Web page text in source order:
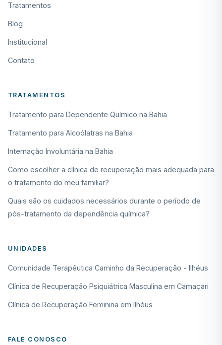
Tratamentos
Blog
Institucional
Contato
TRATAMENTOS
Tratamento para Dependente Químico na Bahia
Tratamento para Alcoólatras na Bahia
Internação Involuntária na Bahia
Como escolher a clínica de recuperação mais adequada para
o tratamento do meu familiar?
Quais são os cuidados necessários durante o período de
pós-tratamento da dependência química?
UNIDADES
Comunidade Terapêutica Caminho da Recuperação - Ilhéus
Clínica de Recuperação Psiquiátrica Masculina em Camaçari
Clínica de Recuperação Feminina em Ilhéus
FALE CONOSCO